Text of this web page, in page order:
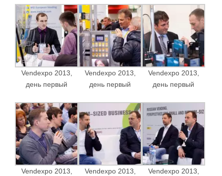
Vendexpo 2013,
день первый
Vendexpo 2013,
день первый
Vendexpo 2013,
день первый
Vendexpo 2013,
Vendexpo 2013,
Vendexpo 2013,